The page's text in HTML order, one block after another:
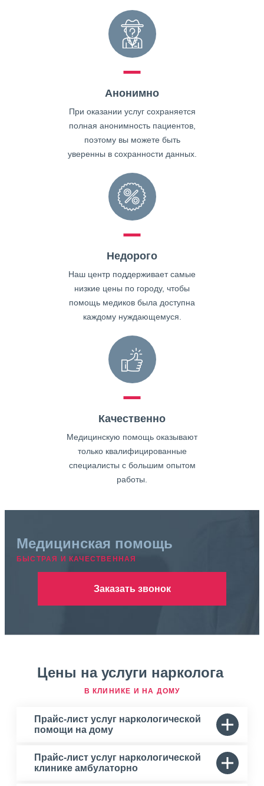
Анонимно
При оказании услуг сохраняется
полная анонимность пациентов,
поэтому вы можете быть
уверенны в сохранности данных.
Недорого
Наш центр поддерживает самые
низкие цены по городу, чтобы
помощь медиков была доступна
каждому нуждающемуся.
Качественно
Медицинскую помощь оказывают
только квалифицированные
специалисты с большим опытом
работы.
Медицинская помощь
БЫСТРАЯ И КАЧЕСТВЕННАЯ
Заказать звонок
Цены на услуги нарколога
В КЛИНИКЕ И НА ДОМУ
Прайс-лист услуг наркологической
помощи на дому
Прайс-лист услуг наркологической
клинике амбулаторно